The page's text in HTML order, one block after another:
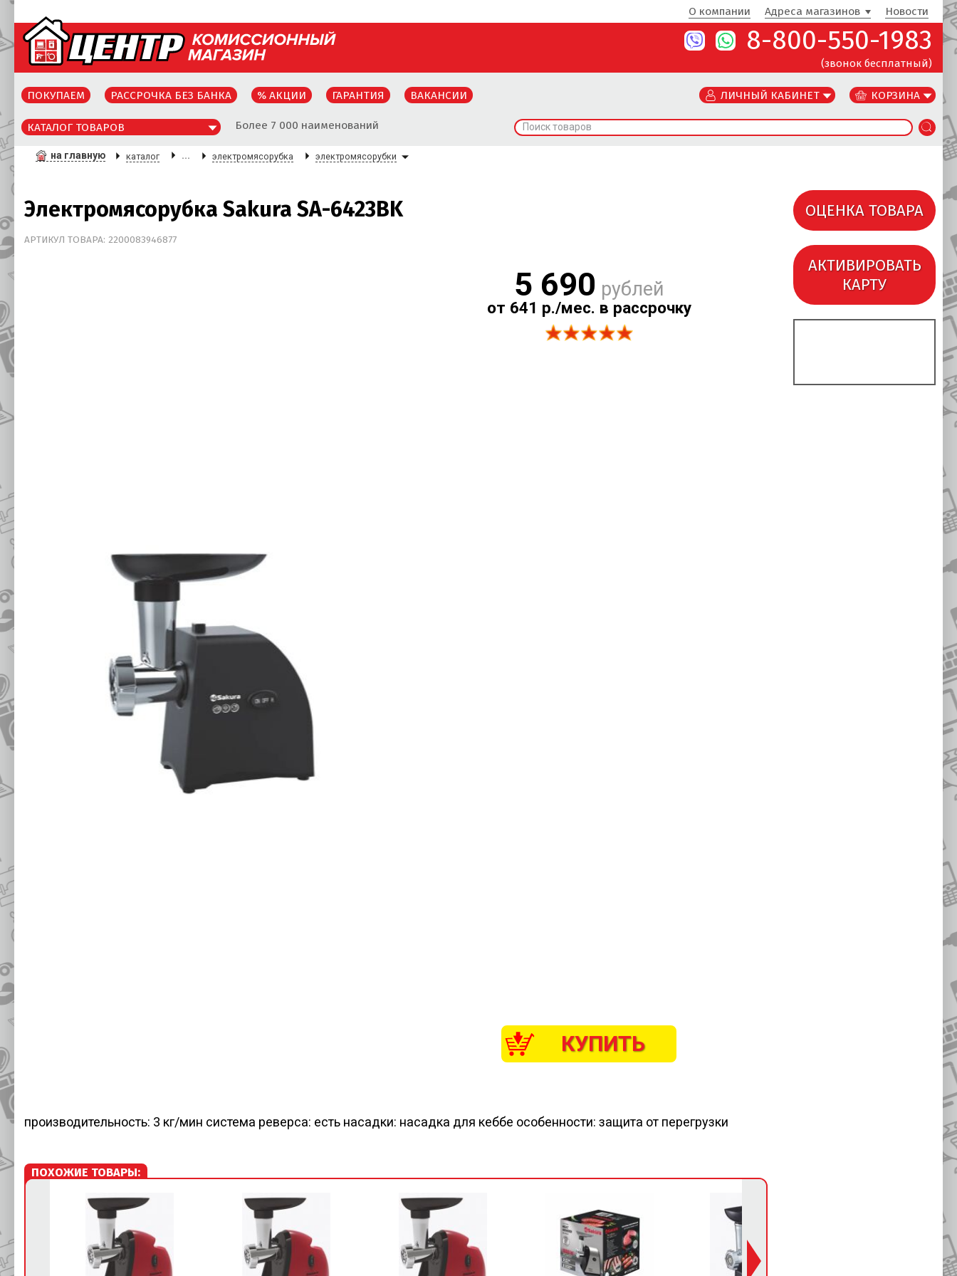
Новости
Адреса магазинов
О компании
8-800-550-1983
(звонок бесплатный)
ПОКУПАЕМ РАССРОЧКА БЕЗ БАНКА % АКЦИИ ГАРАНТИЯ ВАКАНСИИ КОРЗИНА
ЛИЧНЫЙ КАБИНЕТ
КАТАЛОГ ТОВАРОВ Более 7 000 наименований Поиск товаров
на главную каталог ... электромясорубка электромясорубки
Электромясорубка Sakura SA-6423BK
АРТИКУЛ ТОВАРА: 2200083946877
5 690 рублей
от 641 р./мес. в рассрочку
КУПИТЬ
производительность: 3 кг/мин система реверса: есть насадки: насадка для кеббе особенности: защита от перегрузки
ПОХОЖИЕ ТОВАРЫ:
ОЦЕНКА ТОВАРА
АКТИВИРОВАТЬ
КАРТУ